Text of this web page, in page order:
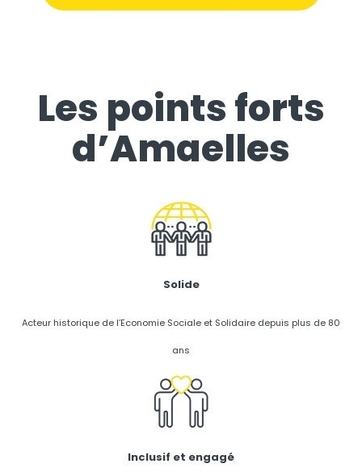
Les points forts
d’Amaelles
Solide
Acteur historique de l’Economie Sociale et Solidaire depuis plus de 80
ans
Inclusif et engagé